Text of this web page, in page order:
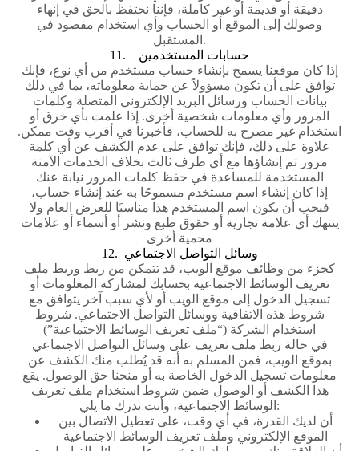
دقيقة أو قديمة أو غير كاملة، فإننا نحتفظ بالحق في إنهاء
وصولك إلى الموقع أو الحساب وأي استخدام مقصود في
المستقبل.
11. حسابات المستخدمين
إذا كان موقعنا يسمح بإنشاء حساب مستخدم من أي نوع، فإنك
توافق على أن تكون مسؤولاً عن حماية معلوماته، بما في ذلك
بيانات الحساب ورسائل البريد الإلكتروني المتصلة وكلمات
المرور وأي معلومات شخصية أخرى. إذا علمت بأي خرق أو
استخدام غير مصرح به للحساب، فأخبرنا في أقرب وقت ممكن.
علاوة على ذلك، فإنك توافق على عدم الكشف عن أي كلمة
مرور تم إنشاؤها مع أي طرف ثالث بخلاف الخدمات الآمنة
المستخدمة للمساعدة في حفظ كلمات المرور نيابة عنك
إذا كان إنشاء اسم مستخدم مسموحًا به عند إنشاء حساب،
فيجب أن يكون اسم المستخدم هذا مناسبًا للعرض العام ولا
ينتهك أي علامة تجارية أو حقوق طبع ونشر أو أسماء أو علامات
محمية أخرى
12. وسائل التواصل الاجتماعي
كجزء من وظائف موقع الويب، قد تتمكن من ربط وربط ملف
تعريف الوسائط الاجتماعية بحسابك لمشاركة المعلومات أو
تسجيل الدخول إلى موقع الويب أو لأي سبب آخر يتوافق مع
شروط هذه الاتفاقية ووسائل التواصل الاجتماعي. شروط
استخدام الشركة (“ملف تعريف الوسائط الاجتماعية”)
في حالة ربط ملف تعريف على وسائل التواصل الاجتماعي
بموقع الويب، فمن المسلم به أنه قد يُطلب منك الكشف عن
معلومات تسجيل الدخول الخاصة به أو منحنا حق الوصول. يقع
هذا الكشف أو الوصول ضمن شروط استخدام ملف تعريف
الوسائط الاجتماعية، وأنت تدرك ما يلي:
أن لديك القدرة، في أي وقت، على تعطيل الاتصال بين
الموقع الإلكتروني وملف تعريف الوسائط الاجتماعية